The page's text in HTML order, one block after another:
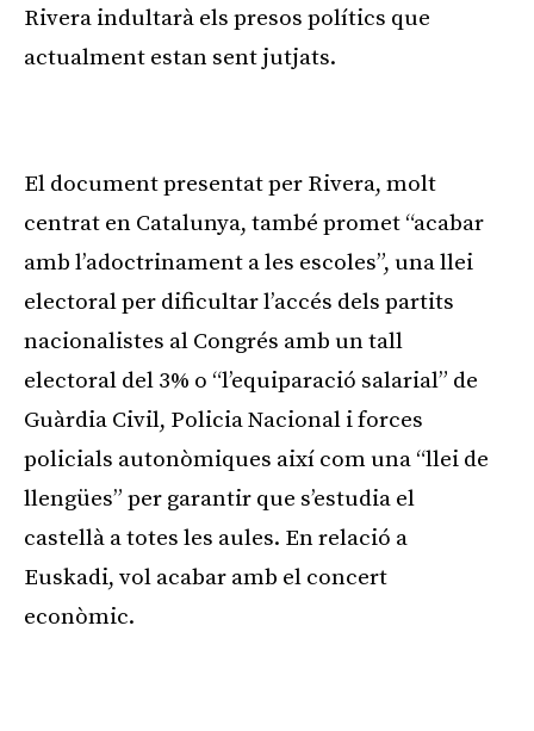
Rivera indultarà els presos polítics que
actualment estan sent jutjats.
El document presentat per Rivera, molt
centrat en Catalunya, també promet “acabar
amb l’adoctrinament a les escoles”, una llei
electoral per dificultar l’accés dels partits
nacionalistes al Congrés amb un tall
electoral del 3% o “l’equiparació salarial” de
Guàrdia Civil, Policia Nacional i forces
policials autonòmiques així com una “llei de
llengües” per garantir que s’estudia el
castellà a totes les aules. En relació a
Euskadi, vol acabar amb el concert
econòmic.